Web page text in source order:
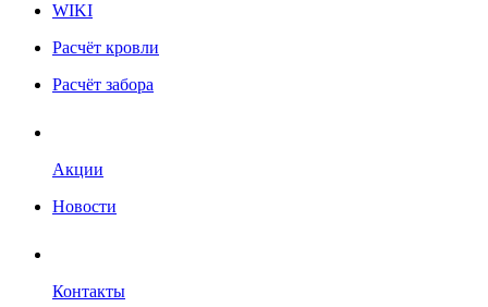
WIKI
Расчёт кровли
Расчёт забора
Акции
Новости
Контакты